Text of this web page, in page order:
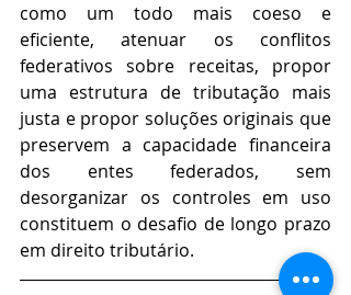
como um todo mais coeso e
eficiente, atenuar os conflitos
federativos sobre receitas, propor
uma estrutura de tributação mais
justa e propor soluções originais que
preservem a capacidade financeira
dos entes federados, sem
desorganizar os controles em uso
constituem o desafio de longo prazo
em direito tributário.